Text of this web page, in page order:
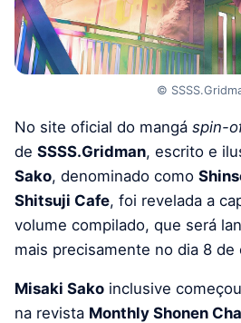
©
No site oficial do mangá spin-
de SSSS.Gridman, escrito e
Sako, denominado como
Shitsuji Cafe, foi revelada a
volume compilado, que será
mais precisamente no dia 8 de
Misaki Sako inclusive
na revista Monthly Shonen